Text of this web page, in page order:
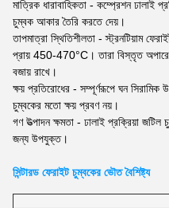
মাত্রিক ধারাবাহিকতা - কম্প্রেশন ঢালাই
চুম্বক আকার তৈরি করতে দেয়।
তাপমাত্রা স্থিতিশীলতা - স্ট্রনটিয়াম
প্রায় 450-470°C। তারা বিস্তৃত
বজায় রাখে।
ক্ষয় প্রতিরোধের - সম্পূর্ণরূপে ঘন সিরামিক
চুম্বকের মতো ক্ষয় প্রবণ নয়।
গণ উত্পাদন ক্ষমতা - ঢালাই প্রক্রিয়া জটিল
জন্য উপযুক্ত।​​
সিন্টারড ফেরাইট চুম্বকের ভৌত বৈশিষ্ট্য